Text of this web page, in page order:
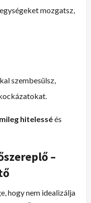
mozgatsz,
szembesülsz,
hitelesséés
–
hogy nem idealizálja